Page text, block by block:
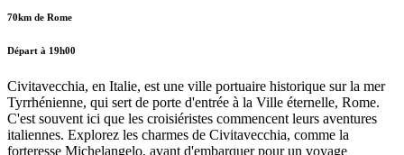
70km de Rome
Départ à 19h00
Civitavecchia, en Italie, est une ville portuaire historique sur la mer
Tyrrhénienne, qui sert de porte d'entrée à la Ville éternelle, Rome.
C'est souvent ici que les croisiéristes commencent leurs aventures
italiennes. Explorez les charmes de Civitavecchia, comme la
forteresse Michelangelo, avant d'embarquer pour un voyage